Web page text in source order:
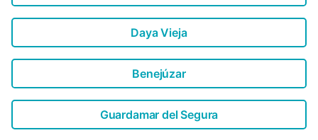
Daya Vieja
Benejúzar
Guardamar del Segura